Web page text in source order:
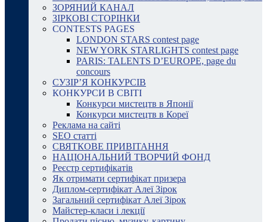
ЗОРЯНИЙ КАНАЛ
ЗІРКОВІ СТОРІНКИ
CONTESTS PAGES
LONDON STARS contest page
NEW YORK STARLIGHTS contest page
PARIS: TALENTS D’EUROPE, page du
concours
СУЗІР’Я КОНКУРСІВ
КОНКУРСИ В СВІТІ
Конкурси мистецтв в Японії
Конкурси мистецтв в Кореї
Реклама на сайті
SEO статті
СВЯТКОВЕ ПРИВІТАННЯ
НАЦІОНАЛЬНИЙ ТВОРЧИЙ ФОНД
Реєстр сертифікатів
Як отримати сертифікат призера
Диплом-сертифікат Алеї Зірок
Загальний сертифікат Алеї Зірок
Майстер-класи і лекції